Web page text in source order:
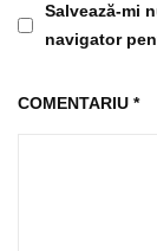
Salvează-mi
navigator
COMENTARIU *